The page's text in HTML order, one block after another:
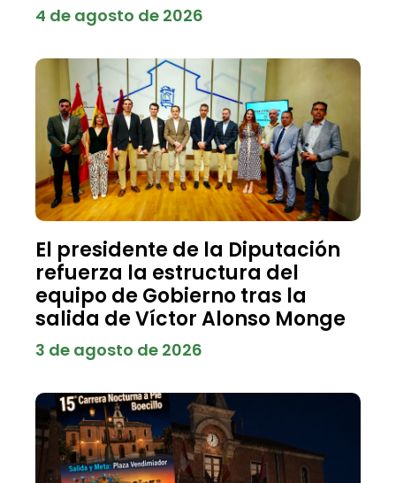
4 de agosto de 2026
El presidente de la Diputación
refuerza la estructura del
equipo de Gobierno tras la
salida de Víctor Alonso Monge
3 de agosto de 2026